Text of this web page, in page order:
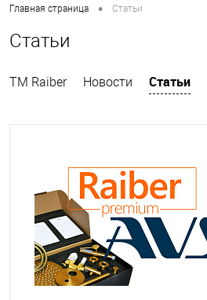
Главная страница • Статьи
Статьи
ТМ Raiber Новости Статьи